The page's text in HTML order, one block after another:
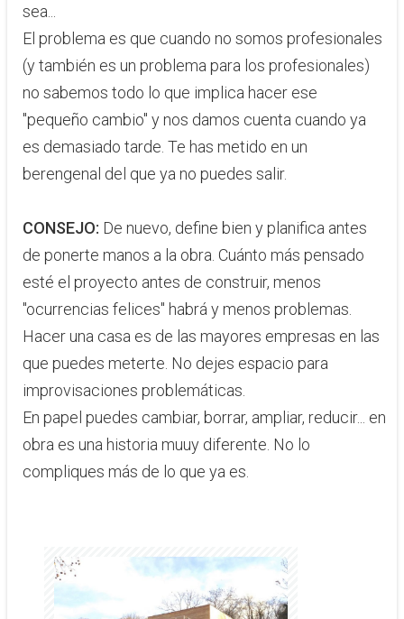
sea...
El problema es que cuando no somos profesionales
(y también es un problema para los profesionales)
no sabemos todo lo que implica hacer ese
"pequeño cambio" y nos damos cuenta cuando ya
es demasiado tarde. Te has metido en un
berengenal del que ya no puedes salir.
CONSEJO: ​De nuevo, define bien y planifica antes
de ponerte manos a la obra. Cuánto más ​pensado
esté el proyecto antes de construir, menos
"ocurrencias felices" habrá y menos problemas.
Hacer una casa es de las mayores empresas en las
que puedes meterte. No dejes espacio para
improvisaciones problemáticas.
En papel puedes cambiar, borrar, ampliar, reducir... en
obra es un​a historia muuy diferente. No lo
compliques más de lo que ya es.